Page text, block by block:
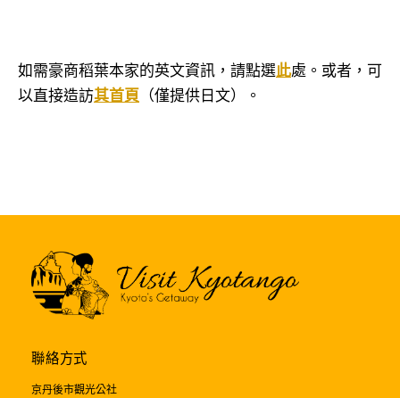
如需豪商稻葉本家的英文資訊，請點選此處。或者，可
以直接造訪其首頁 （僅提供日文）。
聯絡方式
京丹後市觀光公社